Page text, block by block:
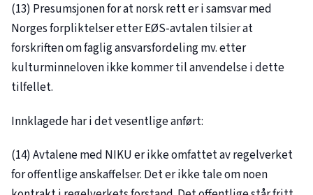
(13) Presumsjonen for at norsk rett er i samsvar med
Norges forpliktelser etter EØS-avtalen tilsier at
forskriften om faglig ansvarsfordeling mv. etter
kulturminneloven ikke kommer til anvendelse i dette
tilfellet.
Innklagede har i det vesentlige anført:
(14) Avtalene med NIKU er ikke omfattet av regelverket
for offentlige anskaffelser. Det er ikke tale om noen